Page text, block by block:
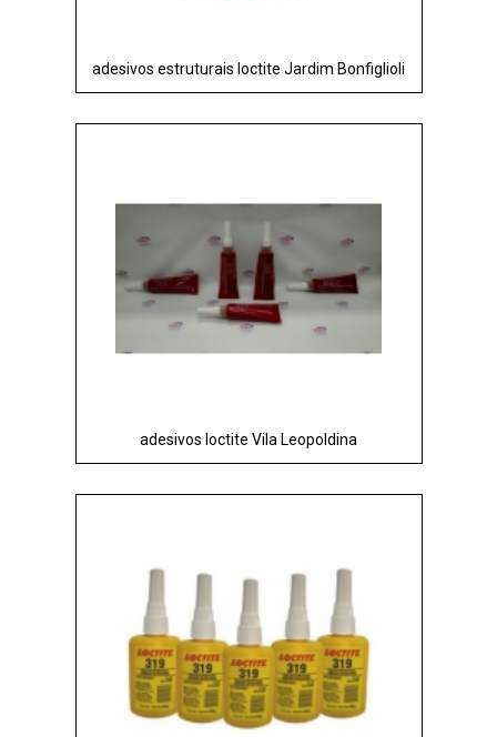
adesivos estruturais loctite Jardim Bonfiglioli
adesivos loctite Vila Leopoldina